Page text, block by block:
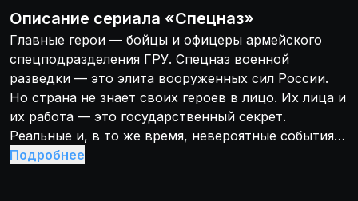
Описание сериала «Спецназ»
Главные герои — бойцы и офицеры армейского
спецподразделения ГРУ. Спецназ военной
разведки — это элита вооруженных сил России.
Но страна не знает своих героев в лицо. Их лица и
их работа — это государственный секрет.
Реальные и, в то же время, невероятные события
из жизни СПЕЦНАЗА на Северном Кавказе, в
Подробнее